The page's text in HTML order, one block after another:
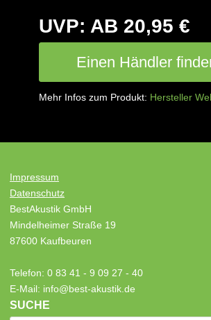
UVP: AB 20,95 €
Einen Händler
Mehr Infos zum Produkt: Hersteller
Impressum
Datenschutz
BestAkustik GmbH
Mindelheimer Straße 19
87600 Kaufbeuren
Telefon: 0 83 41 - 9 09 27 - 40
E-Mail: info@best-akustik.de
SUCHE